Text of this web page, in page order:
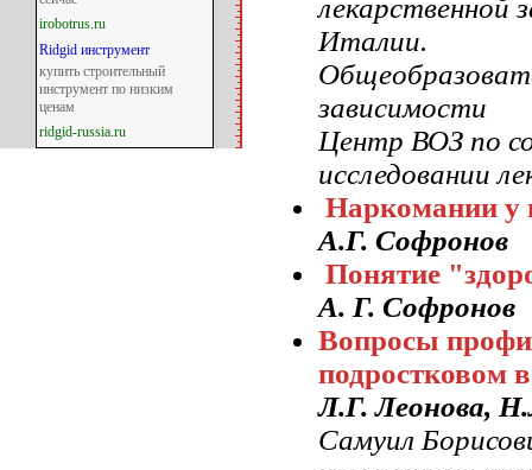
irobotrus.ru
Ridgid инструмент
купить строительный
инструмент по низким
ценам
ridgid-russia.ru
лекарственной
Италии.
зависимости
Центр ВОЗ по
исследовании
Наркомании у
А.Г. Софронов
Понятие
А. Г. Софронов
Вопросы
подростковом
Л.Г. Леонова,
Самуил